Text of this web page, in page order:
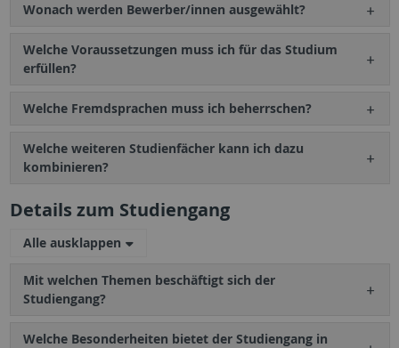
Wonach werden Bewerber/innen ausgewählt?
Welche Voraussetzungen muss ich für das Studium
erfüllen?
Welche Fremdsprachen muss ich beherrschen?
Welche weiteren Studienfächer kann ich dazu
kombinieren?
Details zum Studiengang
Alle ausklappen
Mit welchen Themen beschäftigt sich der
Studiengang?
Welche Besonderheiten bietet der Studiengang in